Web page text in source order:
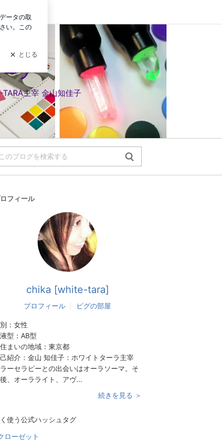
ラ
主宰 金山知佳子
フィール
chika [white-tara]
プロフィール ピグの部屋
： 女性
型： AB型
まいの地域： 東京都
紹介： 金山 知佳子：ホワイトターラ主宰
ーセラピーとの出会いはオーラソーマ。そ
、オーラライト、アヴ...
続きを見る ＞
使う公式ハッシュタグ
ローゼット